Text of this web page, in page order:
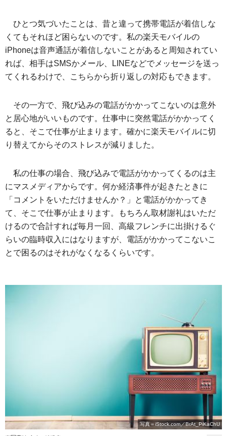
ひとつ気づいたことは、昔と違って携帯電話が着信しな
くてもそれほど困らないのです。私の楽天モバイルの
iPhoneは音声通話が着信しないことがあると周知されてい
れば、相手はSMSかメール、LINEなどでメッセージを送っ
てくれるわけで、こちらから折り返しの対応もできます。
その一方で、飛び込みの電話がかかってこないのは意外
と居心地がいいものです。仕事中に突然電話がかかってく
ると、そこで仕事が止まります。確かに楽天モバイルに切
り替えてからそのストレスが減りました。
私の仕事の場合、飛び込みで電話がかかってくるのは主
にマスメディアからです。何か経済事件が起きたときに
「コメントをいただけませんか？」と電話がかかってき
て、そこで仕事が止まります。もちろん取材謝礼はいただ
けるので合計すれば毎月一回、高級フレンチに出掛けるぐ
らいの臨時収入にはなりますが、電話がかかってこないこ
とで困るのはそれがなくなるくらいです。
写真＝iStock.com／BrAt_PiKaChU